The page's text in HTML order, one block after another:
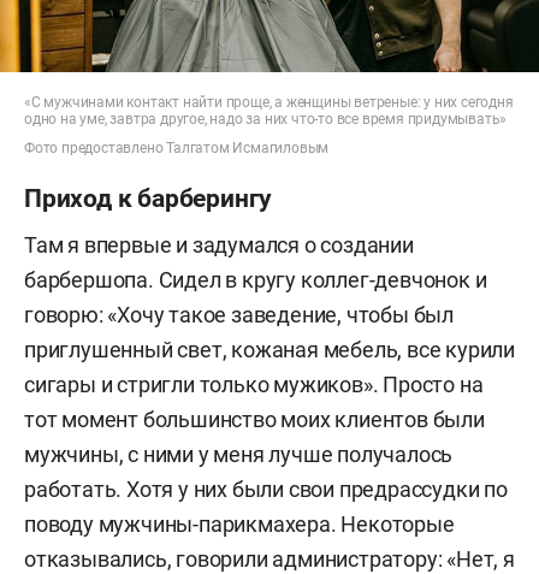
«С мужчинами контакт найти проще, а женщины ветреные: у них сегодня
одно на уме, завтра другое, надо за них что-то все время придумывать»
Фото предоставлено Талгатом Исмагиловым
Приход к барберингу
Там я впервые и задумался о создании
барбершопа. Сидел в кругу коллег-девчонок и
говорю: «Хочу такое заведение, чтобы был
приглушенный свет, кожаная мебель, все курили
сигары и стригли только мужиков». Просто на
тот момент большинство моих клиентов были
мужчины, с ними у меня лучше получалось
работать. Хотя у них были свои предрассудки по
поводу мужчины-парикмахера. Некоторые
отказывались, говорили администратору: «Нет, я